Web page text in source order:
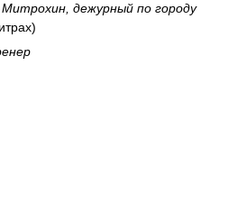
Митрохин, дежурный по городу